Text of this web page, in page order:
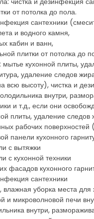
от потолка до пола.
сантехники
и водного камня,
кабин и ванн,
плитки от потолка до
мытье кухонной плиты,
удаление следов
всю высоту), чистка и
внутри,
и т.д., если они
плиты, удаление следов
рабочих
панели кухонного
с вытяжки
с кухонной техники
фасадов кухонного
сантехники
уборка места
и микроволновой печи
внутри,